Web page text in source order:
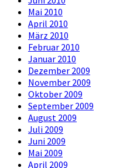
Mai 2010
April 2010
März 2010
Februar 2010
Januar 2010
Dezember 2009
November 2009
Oktober 2009
September 2009
August 2009
Juli 2009
Juni 2009
Mai 2009
April 2009